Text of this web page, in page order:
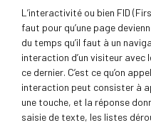
L’interactivité ou bien FID
faut pour qu’une page
du temps qu’il faut à un
interaction d’un visiteur avec
ce dernier. C’est ce qu’on
interaction peut consister à
une touche, et la réponse
saisie de texte, les listes